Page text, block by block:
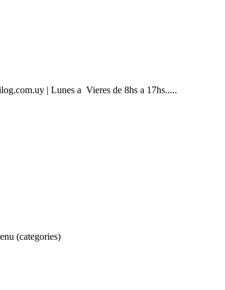
| Lunes a Vieres de 8hs a 17hs.....
(categories)